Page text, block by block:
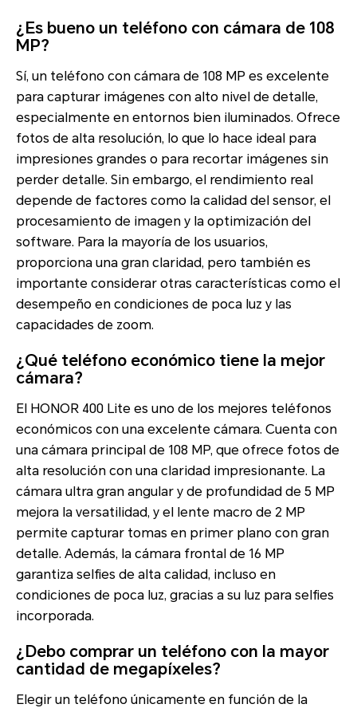
¿Es bueno un teléfono con cámara de 108
MP?
Sí, un teléfono con cámara de 108 MP es excelente
para capturar imágenes con alto nivel de detalle,
especialmente en entornos bien iluminados. Ofrece
fotos de alta resolución, lo que lo hace ideal para
impresiones grandes o para recortar imágenes sin
perder detalle. Sin embargo, el rendimiento real
depende de factores como la calidad del sensor, el
procesamiento de imagen y la optimización del
software. Para la mayoría de los usuarios,
proporciona una gran claridad, pero también es
importante considerar otras características como el
desempeño en condiciones de poca luz y las
capacidades de zoom.
¿Qué teléfono económico tiene la mejor
cámara?
El HONOR 400 Lite es uno de los mejores teléfonos
económicos con una excelente cámara. Cuenta con
una cámara principal de 108 MP, que ofrece fotos de
alta resolución con una claridad impresionante. La
cámara ultra gran angular y de profundidad de 5 MP
mejora la versatilidad, y el lente macro de 2 MP
permite capturar tomas en primer plano con gran
detalle. Además, la cámara frontal de 16 MP
garantiza selfies de alta calidad, incluso en
condiciones de poca luz, gracias a su luz para selfies
incorporada.
¿Debo comprar un teléfono con la mayor
cantidad de megapíxeles?
Elegir un teléfono únicamente en función de la